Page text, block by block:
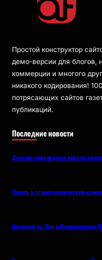
Простой конструктор
демо-версии для блогов,
коммерции и многого
никакого кодирования!
потрясающих сайтов
публикаций.
Последние новости
Детские инвалидные кресла-
Запись в стоматологическую
Нарколог на Дом в Новокузнецке: